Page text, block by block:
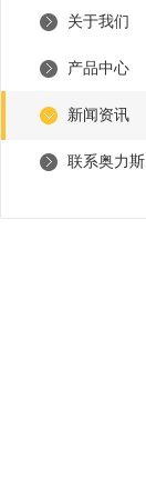
关于我们
产品中心
新闻资讯
联系奥力斯